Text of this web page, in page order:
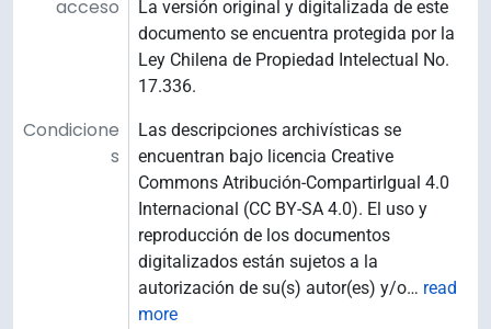
acceso
La versión original y digitalizada de este
documento se encuentra protegida por la
Ley Chilena de Propiedad Intelectual No.
17.336.
Condicione
s
Las descripciones archivísticas se
encuentran bajo licencia Creative
Commons Atribución-CompartirIgual 4.0
Internacional (CC BY-SA 4.0). El uso y
reproducción de los documentos
digitalizados están sujetos a la
autorización de su(s) autor(es) y/o… read
more